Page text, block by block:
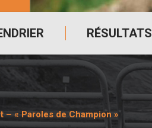
RÉSULTATS
– « Paroles de Champion »